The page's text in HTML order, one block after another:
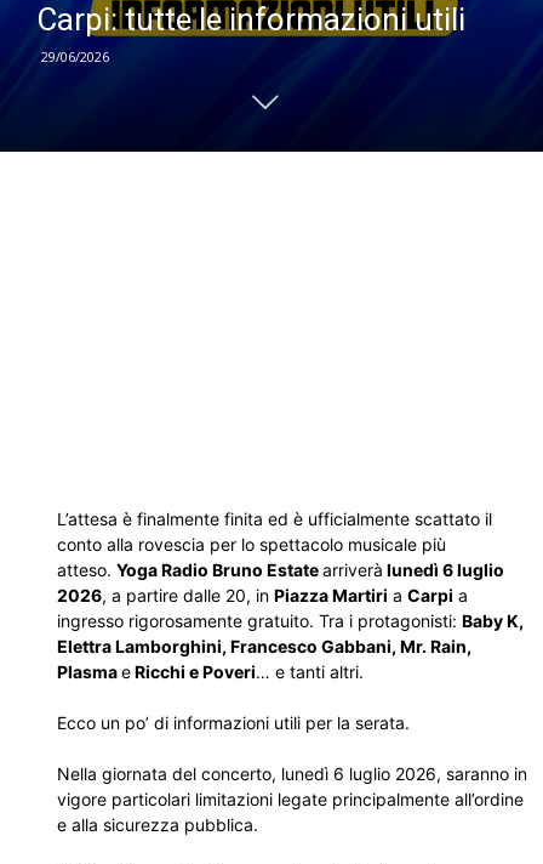
Carpi: tutte le informazioni utili
29/06/2026
L’attesa è finalmente finita ed è ufficialmente scattato il
conto alla rovescia per lo spettacolo musicale più
atteso. Yoga Radio Bruno Estatearriverà lunedì 6 luglio
2026, a partire dalle 20, in Piazza Martiri a Carpi a
ingresso rigorosamente gratuito. Tra i protagonisti: Baby K,
Elettra Lamborghini, Francesco Gabbani, Mr. Rain,
PlasmaeRicchi e Poveri… e tanti altri.
Ecco un po’ di informazioni utili per la serata.
Nella giornata del concerto, lunedì 6 luglio 2026, saranno in
vigore particolari limitazioni legate principalmente all’ordine
e alla sicurezza pubblica.